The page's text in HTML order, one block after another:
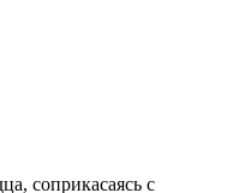
соприкасаясь с